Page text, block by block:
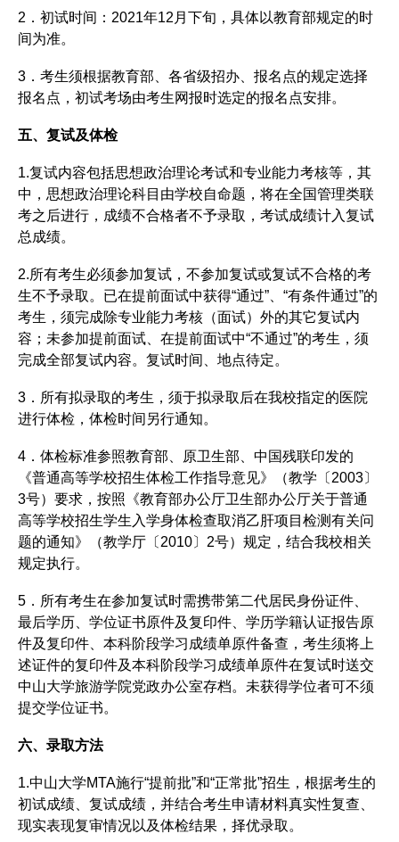
2．初试时间：2021年12月下旬，具体以教育部规定的时
间为准。
3．考生须根据教育部、各省级招办、报名点的规定选择
报名点，初试考场由考生网报时选定的报名点安排。
五、复试及体检
1.复试内容包括思想政治理论考试和专业能力考核等，其
中，思想政治理论科目由学校自命题，将在全国管理类联
考之后进行，成绩不合格者不予录取，考试成绩计入复试
总成绩。
2.所有考生必须参加复试，不参加复试或复试不合格的考
生不予录取。已在提前面试中获得“通过”、“有条件通过”的
考生，须完成除专业能力考核（面试）外的其它复试内
容；未参加提前面试、在提前面试中“不通过”的考生，须
完成全部复试内容。复试时间、地点待定。
3．所有拟录取的考生，须于拟录取后在我校指定的医院
进行体检，体检时间另行通知。
4．体检标准参照教育部、原卫生部、中国残联印发的
《普通高等学校招生体检工作指导意见》（教学〔2003〕
3号）要求，按照《教育部办公厅卫生部办公厅关于普通
高等学校招生学生入学身体检查取消乙肝项目检测有关问
题的通知》（教学厅〔2010〕2号）规定，结合我校相关
规定执行。
5．所有考生在参加复试时需携带第二代居民身份证件、
最后学历、学位证书原件及复印件、学历学籍认证报告原
件及复印件、本科阶段学习成绩单原件备查，考生须将上
述证件的复印件及本科阶段学习成绩单原件在复试时送交
中山大学旅游学院党政办公室存档。未获得学位者可不须
提交学位证书。
六、录取方法
1.中山大学MTA施行“提前批”和“正常批”招生，根据考生的
初试成绩、复试成绩，并结合考生申请材料真实性复查、
现实表现复审情况以及体检结果，择优录取。